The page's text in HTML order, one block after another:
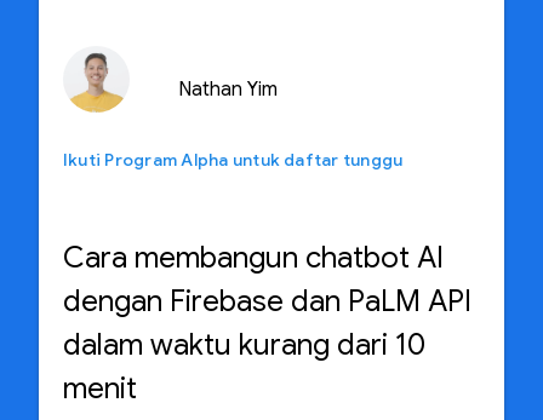
Nathan Yim
Ikuti Program Alpha untuk daftar tunggu
Cara membangun chatbot AI
dengan Firebase dan PaLM API
dalam waktu kurang dari 10
menit